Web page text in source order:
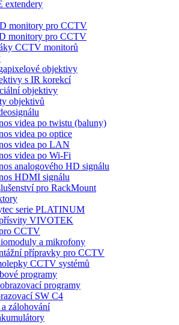
extendery
monitory pro CCTV
monitory pro CCTV
CCTV monitorů
objektivy
s IR korekcí
objektivy
objektivů
videa po twistu (baluny)
videa po optice
videa po LAN
videa po Wi-Fi
analogového HD signálu
HDMI signálu
pro RackMount
serie PLATINUM
VIVOTEK
CCTV
a mikrofony
přípravky pro CCTV
CCTV systémů
programy
programy
SW C4
zálohování